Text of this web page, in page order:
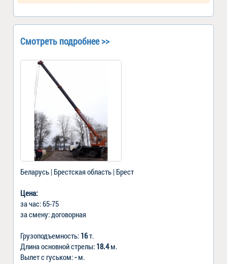
Смотреть подробнее >>
Беларусь | Брестская область | Брест
Цена:
за час: 65-75
за смену: договорная
Грузоподъемность: 16т.
Длина основной стрелы: 18.4м.
Вылет с гуськом:-м.